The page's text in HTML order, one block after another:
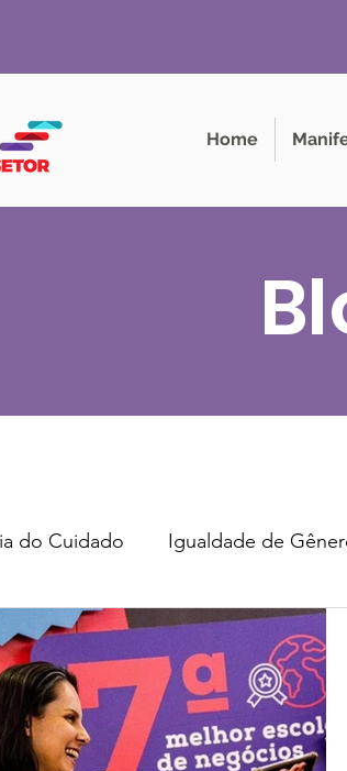
Home
do Cuidado Igualdade de
Terceiro Setor Agenda 2030
Comunicação de Causas RP no